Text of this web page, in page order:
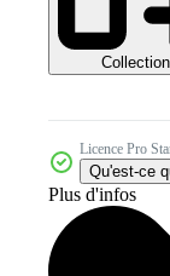
Collection
Licence Pro
Qu'est-ce
Plus d'infos